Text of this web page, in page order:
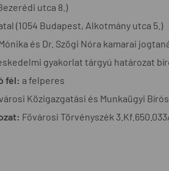
utca 8.)
(1054 Budapest, Alkotmány utca 5.)
és Dr. Szögi Nóra kamarai
gyakorlat tárgyú határozat
fél: a felperes
Közigazgatási és Munkaügyi
Fővárosi Törvényszék